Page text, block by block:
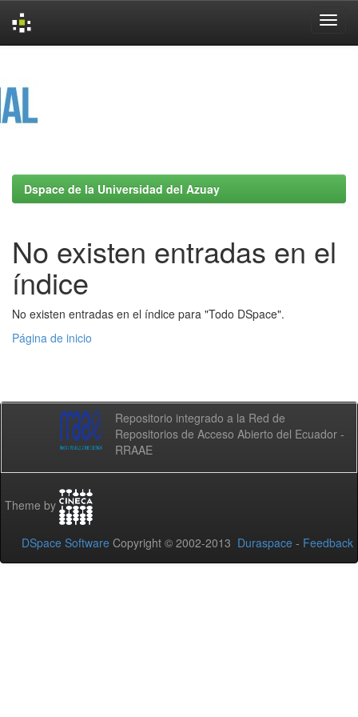
Dspace de la Universidad del Azuay
No existen entradas en el
índice
No existen entradas en el índice para "Todo DSpace".
Página de inicio
Repositorio integrado a la Red de
Repositorios de Acceso Abierto del Ecuador -
RRAAE
Theme by
DSpace Software Copyright © 2002-2013 Duraspace - Feedback